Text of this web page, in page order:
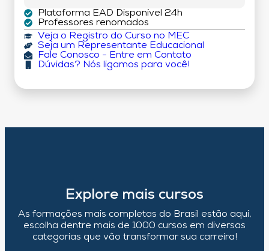
Plataforma EAD Disponível 24h
Professores renomados
Veja o Registro do Curso no MEC
Seja um Representante Educacional
Fale Conosco - Entre em Contato
Dúvidas? Nós ligamos para você!
Explore mais cursos
As formações mais completas do Brasil estão aqui,
escolha dentre mais de 1000 cursos em diversas
categorias que vão transformar sua carreira!